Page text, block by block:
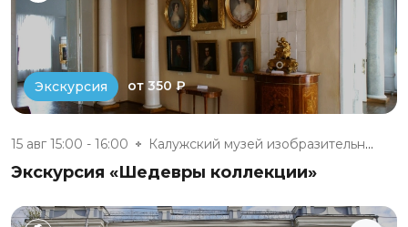
Экскурсия от 350 ₽
15 авг 15:00 - 16:00 Калужский музей изобразительны...
Экскурсия «Шедевры коллекции»